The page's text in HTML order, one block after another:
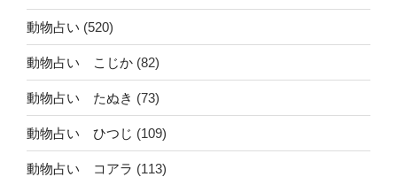
動物占い (520)
動物占い こじか (82)
動物占い たぬき (73)
動物占い ひつじ (109)
動物占い コアラ (113)